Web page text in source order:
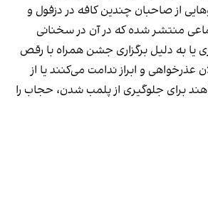
از صاحبان چندین کافه در دزفول و
منتشر شده که در آن در سخنانی
یا به دلیل برگزاری جشن همراه با رقص
عذرخواهی و ابراز ندامت می‌کنند یا از
برای جلوگیری از پلمب شدن، حجاب را